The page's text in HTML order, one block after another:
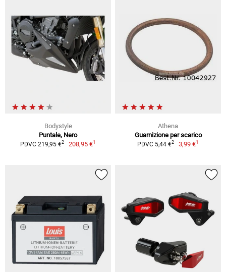
Bodystyle
Puntale, Nero
PDVC 219,95 €2 208,95 €1
Athena
Guarnizione per scarico
PDVC 5,44 €2 3,99 €1